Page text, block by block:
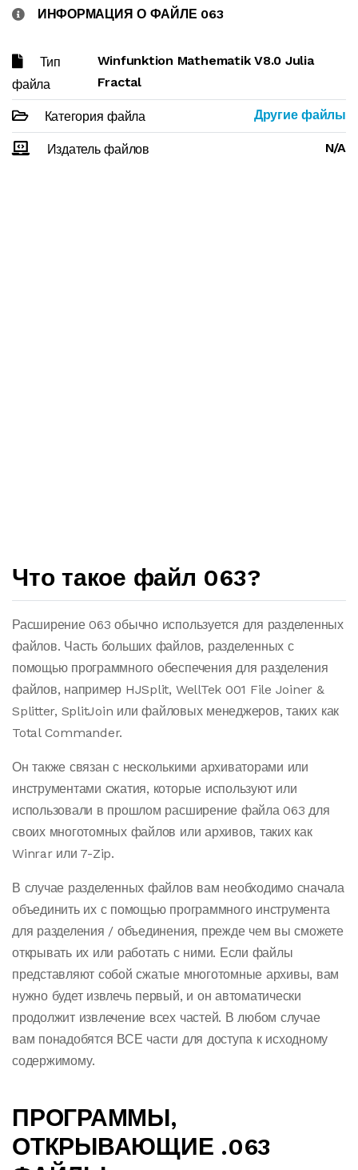
ИНФОРМАЦИЯ О ФАЙЛЕ 063
Тип
файла
Winfunktion Mathematik V8.0 Julia
Fractal
Категория файла Другие файлы
Издатель файлов N/A
Что такое файл 063?
Расширение 063 обычно используется для разделенных
файлов. Часть больших файлов, разделенных с
помощью программного обеспечения для разделения
файлов, например HJSplit, WellTek 001 File Joiner &
Splitter, SplitJoin или файловых менеджеров, таких как
Total Commander.
Он также связан с несколькими архиваторами или
инструментами сжатия, которые используют или
использовали в прошлом расширение файла 063 для
своих многотомных файлов или архивов, таких как
Winrar или 7-Zip.
В случае разделенных файлов вам необходимо сначала
объединить их с помощью программного инструмента
для разделения / объединения, прежде чем вы сможете
открывать их или работать с ними. Если файлы
представляют собой сжатые многотомные архивы, вам
нужно будет извлечь первый, и он автоматически
продолжит извлечение всех частей. В любом случае
вам понадобятся ВСЕ части для доступа к исходному
содержимому.
ПРОГРАММЫ,
ОТКРЫВАЮЩИЕ .063